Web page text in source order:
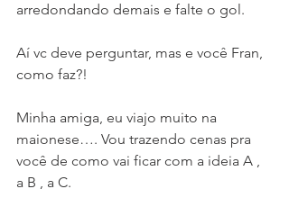
arredondando demais e falte o gol.
Aí vc deve perguntar, mas e você Fran,
como faz?!
Minha amiga, eu viajo muito na
maionese…. Vou trazendo cenas pra
você de como vai ficar com a ideia A ,
a B , a C.